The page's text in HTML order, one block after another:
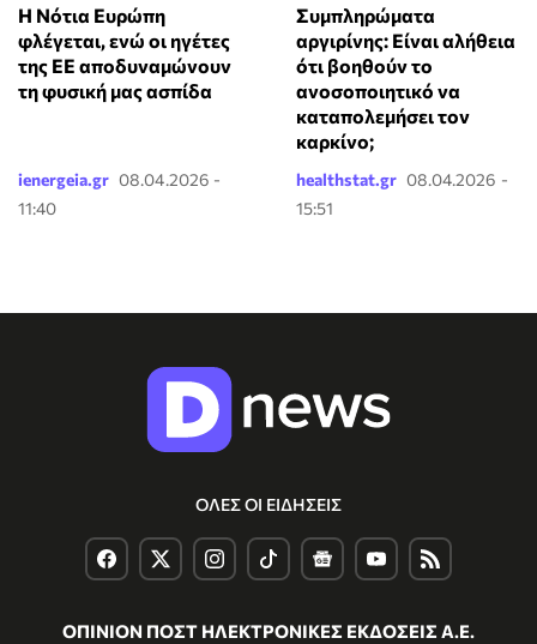
Η Νότια Ευρώπη
φλέγεται, ενώ οι ηγέτες
της ΕΕ αποδυναμώνουν
τη φυσική μας ασπίδα
ienergeia.gr 08.04.2026 -
11:40
⁠Συμπληρώματα
αργιρίνης: Είναι αλήθεια
ότι βοηθούν το
ανοσοποιητικό να
καταπολεμήσει τον
καρκίνο;
healthstat.gr 08.04.2026 -
15:51
ΟΛΕΣ ΟΙ ΕΙΔΗΣΕΙΣ
ΟΠΙΝΙΟΝ ΠΟΣΤ ΗΛΕΚΤΡΟΝΙΚΕΣ ΕΚΔΟΣΕΙΣ Α.Ε.